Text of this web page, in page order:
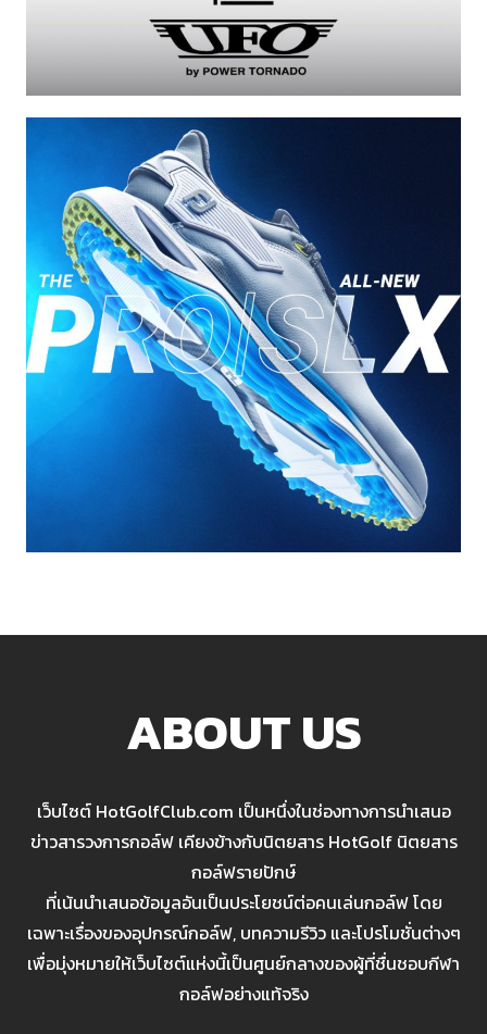
ABOUT US
เว็บไซต์ HotGolfClub.com เป็นหนึ่งในช่องทางการนำเสนอ
ข่าวสารวงการกอล์ฟ เคียงข้างกับนิตยสาร HotGolf นิตยสาร
กอล์ฟรายปักษ์
ที่เน้นนำเสนอข้อมูลอันเป็นประโยชน์ต่อคนเล่นกอล์ฟ โดย
เฉพาะเรื่องของอุปกรณ์กอล์ฟ, บทความรีวิว และโปรโมชั่นต่างๆ
เพื่อมุ่งหมายให้เว็บไซต์แห่งนี้เป็นศูนย์กลางของผู้ที่ชื่นชอบกีฬา
กอล์ฟอย่างแท้จริง